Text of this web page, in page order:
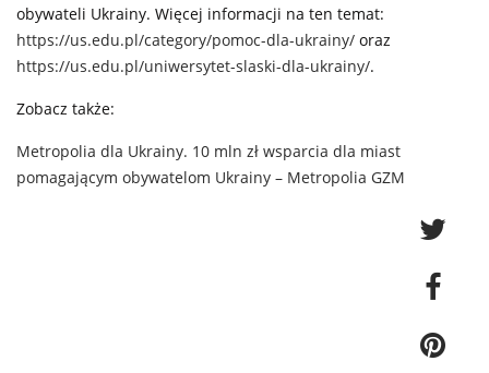
obywateli Ukrainy. Więcej informacji na ten temat:
https://us.edu.pl/category/pomoc-dla-ukrainy/ oraz
https://us.edu.pl/uniwersytet-slaski-dla-ukrainy/.
Zobacz także:
Metropolia dla Ukrainy. 10 mln zł wsparcia dla miast
pomagającym obywatelom Ukrainy – Metropolia GZM